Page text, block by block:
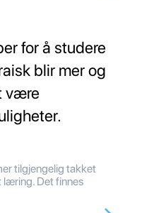
for å studere
blir mer og
være
tilgjengelig takket
Det finnes